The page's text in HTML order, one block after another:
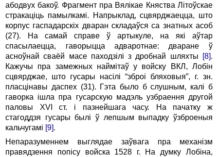
абодвух бакоў. Фрагмент пра Вялікае Княства Літоўскае
стракаціць памылкамі. Напрыклад, сцвярджаецца, што
корпус гаспадарскіх дваран складаўся са знатных асоб
(27). На самай справе ў артыкуле, на які аўтар
спасылаецца, гаворыцца адваротнае: дваране ў
асноўнай сваёй масе паходзілі з дробнай шляхты
[8].
Кажучы пра замежных наймітаў у войску ВКЛ, Лобін
сцвярджае, што гусары насілі “зброі бляховыя”, г. зн.
пласцінавы даспех (31). Гэта было б слушным, калі б
гаворка ішла пра гусарскую мадэль узбраення другой
паловы XVI ст. і пазнейшага часу. На пачатку ж
стагоддзя гусары былі ў лепшым выпадку ўзброеныя
кальчугамі [9].
Непаразуменнем выглядае заўвага пра механізм
правядзення попісу войска 1528 г. На думку Лобіна,